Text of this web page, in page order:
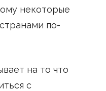
некоторые
по-
на то что
с